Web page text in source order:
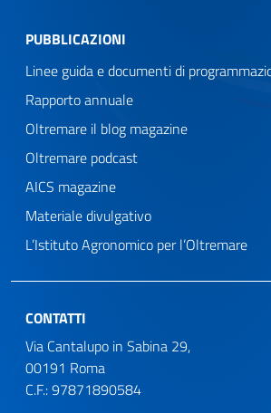
PUBBLICAZIONI
Linee guida e documenti di
Rapporto annuale
Oltremare il blog magazine
Oltremare podcast
AICS magazine
Materiale divulgativo
L’Istituto Agronomico per l’Oltremare
CONTATTI
Via Cantalupo in Sabina 29,
00191 Roma
C.F.: 97871890584